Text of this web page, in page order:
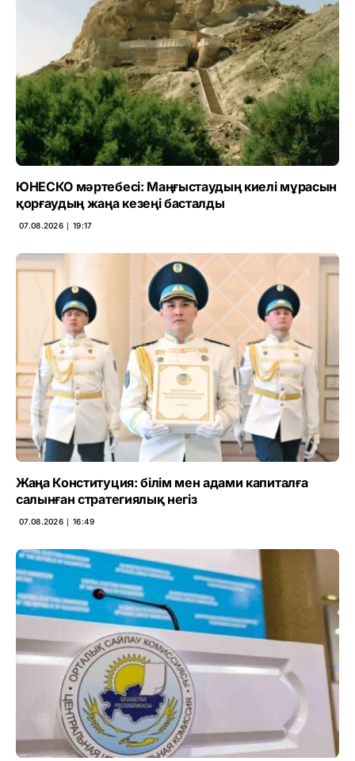
ЮНЕСКО мәртебесі: Маңғыстаудың киелі мұрасын
қорғаудың жаңа кезеңі басталды
07.08.2026 ∣ 19:17
Жаңа Конституция: білім мен адами капиталға
салынған стратегиялық негіз
07.08.2026 ∣ 16:49